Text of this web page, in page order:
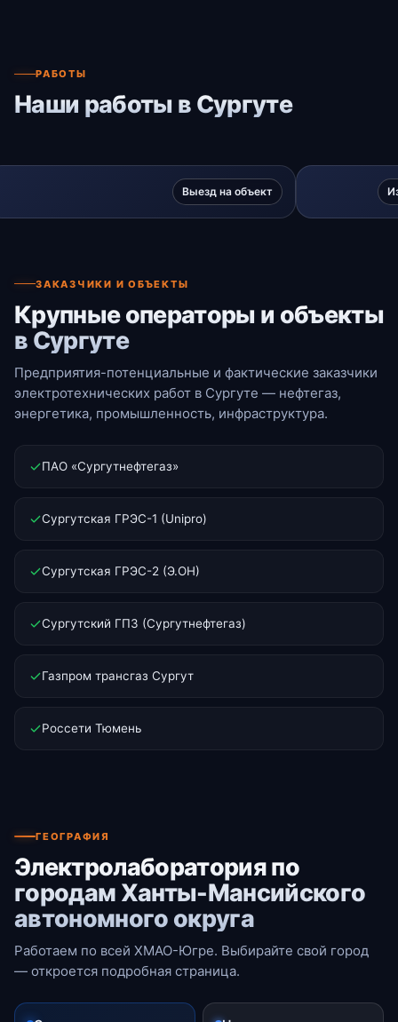
РАБОТЫ
Наши работы в Сургуте
Выезд на объект
ЗАКАЗЧИКИ И ОБЪЕКТЫ
Крупные операторы и объекты
в Сургуте
Предприятия-потенциальные и фактические заказчики
электротехнических работ в Сургуте — нефтегаз,
энергетика, промышленность, инфраструктура.
ПАО «Сургутнефтегаз»
Сургутская ГРЭС-1 (Unipro)
Сургутская ГРЭС-2 (Э.ОН)
Сургутский ГПЗ (Сургутнефтегаз)
Газпром трансгаз Сургут
Россети Тюмень
ГЕОГРАФИЯ
Электролаборатория по
городам Ханты-Мансийского
автономного округа
Работаем по всей ХМАО-Югре. Выбирайте свой город
— откроется подробная страница.